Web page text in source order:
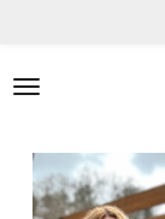
contenido